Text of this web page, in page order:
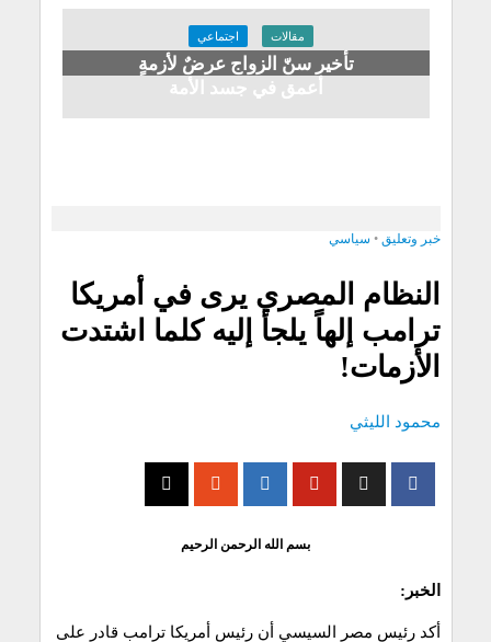
مقالات اجتماعي
تأخير سنّ الزواج عرضٌ لأزمةٍ
أعمق في جسد الأمة
خبر وتعليق • سياسي
النظام المصري يرى في أمريكا
ترامب إلهاً يلجأ إليه كلما اشتدت
الأزمات!
محمود الليثي
بسم الله الرحمن الرحيم
الخبر:
أكد رئيس مصر السيسي أن رئيس أمريكا ترامب قادر على